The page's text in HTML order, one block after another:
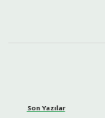
Son Yazılar